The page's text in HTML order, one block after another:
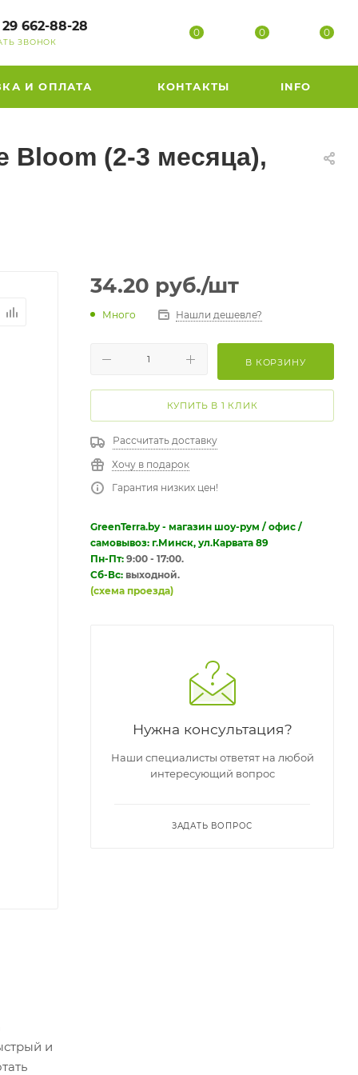
29 662-88-28
ЗВОНОК
0 0 0
И ОПЛАТА КОНТАКТЫ INFO
Bloom (2-3 месяца),
и
34.20 руб./шт
Много Нашли дешевле?
В КОРЗИНУ
КУПИТЬ В 1 КЛИК
Рассчитать доставку
Хочу в подарок
Гарантия низких цен!
GreenTerra.by - магазин шоу-рум / офис /
самовывоз: г.Минск, ул.Карвата 89
Пн-Пт: 9:00 - 17:00.
Сб-Вс: выходной.
(схема проезда)
Нужна консультация?
Наши специалисты ответят на любой
интересующий вопрос
ЗАДАТЬ ВОПРОС